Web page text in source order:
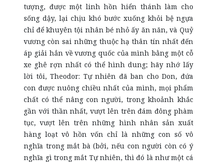
tượng, được một linh hồnhiển thánhlàm cho
sống dậy, lại chịu khó bước xuống khỏi bệ ngựa
chỉ để khuyên tội nhân bé nhỏ ấy ăn năn, và Quỷ
vương còn sai những thuộc hạ thân tín nhất đến
áp giải hắn về vương quốc của mình bằng một cỗ
xe ghê rợn nhất có thể hình dung; hãy nhớ lấy
lời tôi, Theodor: Tự nhiên đã ban cho Don, đứa
con được nuông chiều nhất của mình, mọi phẩm
chất có thể nâng con người, trong khoảnh khắc
gần với thần nhất, vượt lên trên đám đông phàm
tục, vượt lên trên những hình nhân sản xuất
hàng loạt vô hồn vốn chỉ là những con số vô
nghĩa trong mắt bà (bởi, nếu con người còn có ý
nghĩa gì trong mắt Tự nhiên, thì đó là như một cá